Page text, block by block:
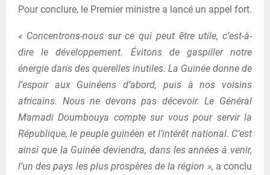
Pour conclure, le Premier ministre a lancé un appel fort.
« Concentrons-nous sur ce qui peut être utile, c’est-à-
dire le développement. Évitons de gaspiller notre
énergie dans des querelles inutiles. La Guinée donne de
l’espoir aux Guinéens d’abord, puis à nos voisins
africains. Nous ne devons pas décevoir. Le Général
Mamadi Doumbouya compte sur vous pour servir la
République, le peuple guinéen et l’intérêt national. C’est
ainsi que la Guinée deviendra, dans les années à venir,
l’un des pays les plus prospères de la région », a conclu